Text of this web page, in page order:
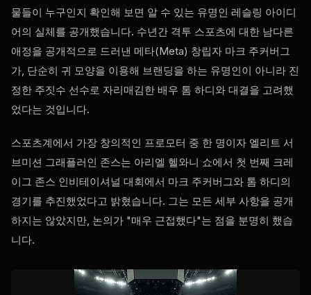
물들이 누구인지 확인해 보면 알 수 있는 유명인 레슬링 아이디
어의 실체를 공개했습니다. 수년간 격투 스포츠에 대한 남다른
애정을 공개적으로 드러낸 메타(Meta) 창립자 마크 주커버그
가, 단순히 귀 모양을 이용해 브랜딩을 하는 유명인이 아니라 진
정한 주짓수 선수로 자리매김한 배우 톰 하디와 대결을 고려했
었다는 것입니다.
스포츠계에서 가장 창의적인 프로모터 중 한 명이자 엘리트 서
브미션 그래플러인 존스는 아리엘 헬와니 쇼에서 첫 번째 크레
이그 존스 인비테이셔널 대회에서 마크 주커버그와 톰 하디의
경기를 추진했었다고 밝혔습니다. 그는 모든 세부 사항을 공개
하지는 않았지만, 논의가 "매우 근접했다"는 점을 분명히 했습
니다.